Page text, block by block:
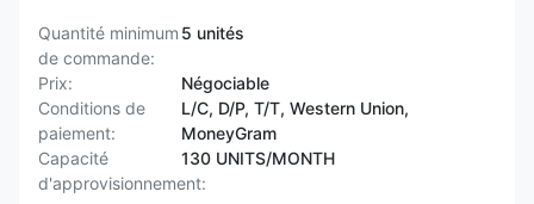
Quantité minimum
de commande:
5 unités
Prix:
Négociable
Conditions de
paiement:
L/C, D/P, T/T, Western Union,
MoneyGram
Capacité
d'approvisionnement:
130 UNITS/MONTH